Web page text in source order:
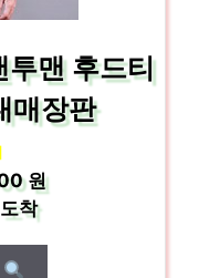
투맨 후드티
매장판
원
착